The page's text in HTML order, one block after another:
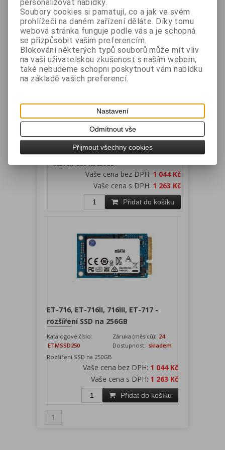
Přidat do košíku
ET-715, ET-715II, ET-715III, ET-755 -
rozšíření SSD na 256GB
Katalogové číslo:
ET25SSD240
Záruka (měsíců):24
Dostupnost:skladem
Rozšíření SSD na 256GB
Vaše cena bez DPH: 1 044 Kč
Vaše cena s DPH: 1 263 Kč
Přidat do košíku
ET-716, ET-716II, 716III, ET-717 -
rozšíření SSD na 256GB
Katalogové číslo:
ETMSSD250
Záruka (měsíců): 24
Dostupnost: skladem
Rozšíření SSD na 250GB
Vaše cena bez DPH: 1 044 Kč
Vaše cena s DPH: 1 263 Kč
Přidat do košíku
1
personalizovat nabídky.
Soubory cookies si pamatují, co a jak ve svém
prohlížeči na daném zařízení děláte. Díky tomu
webová stránka funguje podle vás a je schopná
se přizpůsobit vašim preferencím.
Blokování některých typů souborů může mít vliv
na vaši uživatelskou zkušenost s naším webem,
také nebudeme schopni poskytnout vám nabídku
na základě vašich preferencí.
Nastavení
Odmítnout vše
Přijmout všechny cookies